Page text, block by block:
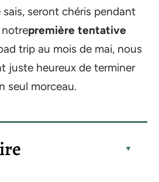
seront chéris pendant
notrepremière tentative
trip au mois de mai, nous
juste heureux de terminer
seul morceau.